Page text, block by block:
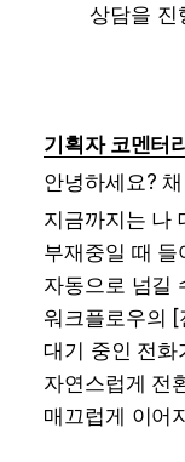
상담을 진
기획자 코멘터
안녕하세요?
지금까지는 나
부재중일 때
자동으로 넘길
워크플로우의
대기 중인 전화
자연스럽게 전
매끄럽게 이어